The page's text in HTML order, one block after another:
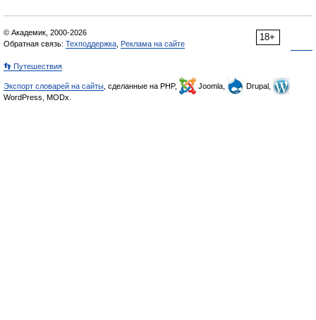
18+
© Академик, 2000-2026
Обратная связь: Техподдержка Реклама на сайте
👣 Путешествия
Экспорт словарей на сайты , сделанные на PHP, Joomla,
Drupal,
WordPress, MODx.